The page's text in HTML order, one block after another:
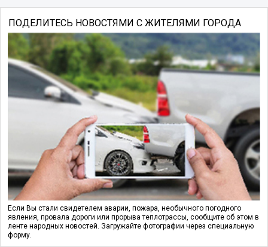
ПОДЕЛИТЕСЬ НОВОСТЯМИ С ЖИТЕЛЯМИ ГОРОДА
Если Вы стали свидетелем аварии, пожара, необычного погодного
явления, провала дороги или прорыва теплотрассы, сообщите об этом в
ленте народных новостей. Загружайте фотографии через специальную
форму.